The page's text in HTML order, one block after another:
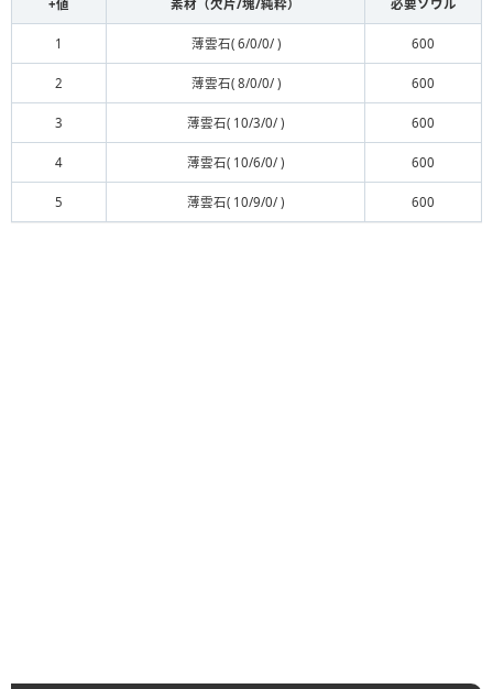
+値 素材（欠片/塊/純粋） 必要ソウル
1 薄雲石( 6/0/0/ ) 600
2 薄雲石( 8/0/0/ ) 600
3 薄雲石( 10/3/0/ ) 600
4 薄雲石( 10/6/0/ ) 600
5 薄雲石( 10/9/0/ ) 600